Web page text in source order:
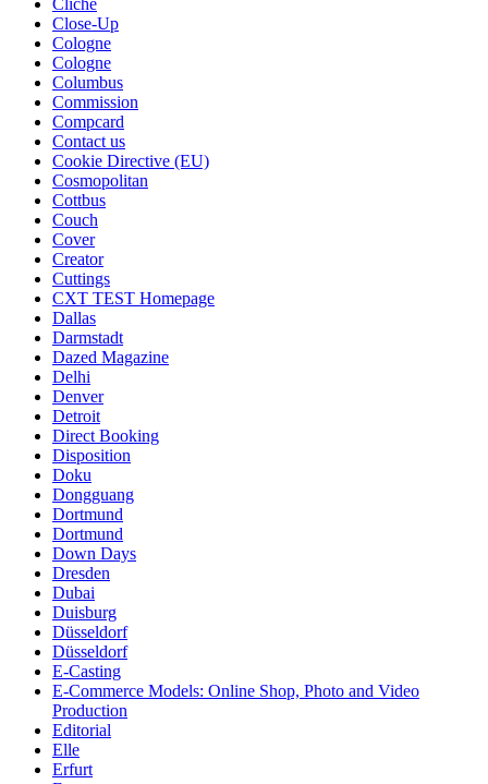
Cliché
Close-Up
Cologne
Cologne
Columbus
Commission
Compcard
Contact us
Cookie Directive (EU)
Cosmopolitan
Cottbus
Couch
Cover
Creator
Cuttings
CXT TEST Homepage
Dallas
Darmstadt
Dazed Magazine
Delhi
Denver
Detroit
Direct Booking
Disposition
Doku
Dongguang
Dortmund
Dortmund
Down Days
Dresden
Dubai
Duisburg
Düsseldorf
Düsseldorf
E-Casting
E-Commerce Models: Online Shop, Photo and Video
Production
Editorial
Elle
Erfurt